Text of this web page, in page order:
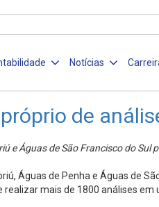
Notícias
de
e Águas de São Francisco do
Águas de Penha e Águas de
mais de 1800 análises